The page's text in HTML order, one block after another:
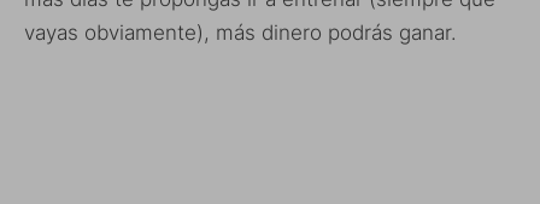
vayas obviamente), más dinero podrás ganar.